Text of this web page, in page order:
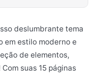
deslumbrante tema
em estilo moderno e
de elementos,
suas 15 páginas